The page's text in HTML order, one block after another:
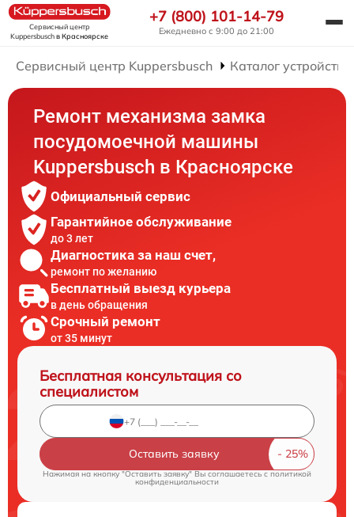
Сервисный центр
Kuppersbuschв Красноярске
+7 (800) 101-14-79
Ежедневно с 9:00 до 21:00
Сервисный центр Kuppersbusch Каталог устройств
Ремонт механизма замка
посудомоечной машины
Kuppersbusch в Красноярске
Официальный сервис
Гарантийное обслуживание
до 3 лет
Диагностика за наш счет,
ремонт по желанию
Бесплатный выезд курьера
в день обращения
Срочный ремонт
от 35 минут
Бесплатная консультация со
специалистом
Оставить заявку
Нажимая на кнопку "Оставить заявку" Вы соглашаетесь c политикой
конфиденциальности